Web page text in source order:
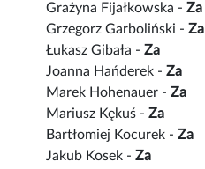
Grażyna Fijałkowska -Za
Grzegorz Garboliński -Za
Łukasz Gibała -Za
Joanna Hańderek -Za
Marek Hohenauer -Za
Mariusz Kękuś -Za
Bartłomiej Kocurek -Za
Jakub Kosek -Za